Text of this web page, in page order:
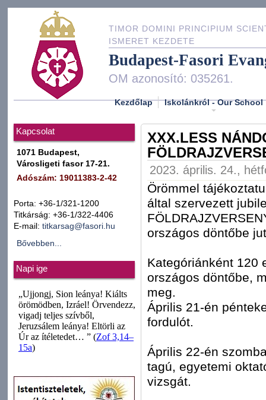
TIMOR DOMINI PRINCIPIUM
ISMERET KEZDETE
Budapest-Fasori
OM azonosító: 035261.
Kezdőlap Iskolánkról - Our School
Kapcsolat
1071 Budapest,
Városligeti fasor 17-21.
Adószám: 19011383-2-42
Porta: +36-1/321-1200
Titkárság: +36-1/322-4406
E-mail: titkarsag@fasori.hu
Bővebben...
Napi ige
XXX.LESS
2023. április. 24.,
Örömmel
által szervezett
országos döntőbe
Kategóriánként 120
országos döntőbe,
meg.
Április 21-én
fordulót.
Április 22-én
tagú, egyetemi
vizsgát.